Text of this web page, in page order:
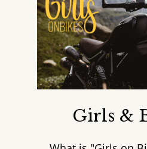
Girls &